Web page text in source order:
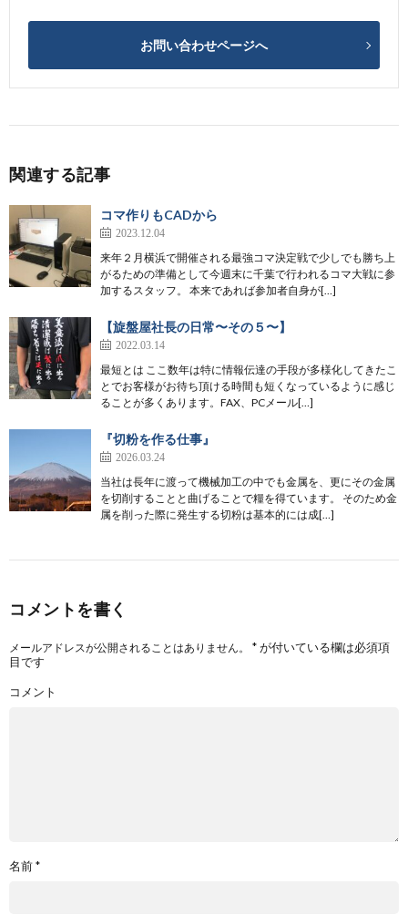
お問い合わせページへ
関連する記事
コマ作りもCADから
2023.12.04
来年２月横浜で開催される最強コマ決定戦で少しでも勝ち上
がるための準備として今週末に千葉で行われるコマ大戦に参
加するスタッフ。 本来であれば参加者自身が[…]
【旋盤屋社長の日常〜その５〜】
2022.03.14
最短とは ここ数年は特に情報伝達の手段が多様化してきたこ
とでお客様がお待ち頂ける時間も短くなっているように感じ
ることが多くあります。FAX、PCメール[…]
『切粉を作る仕事』
2026.03.24
当社は長年に渡って機械加工の中でも金属を、更にその金属
を切削することと曲げることで糧を得ています。 そのため金
属を削った際に発生する切粉は基本的には成[…]
コメントを書く
メールアドレスが公開されることはありません。 *が付いている欄は必須項
目です
コメント
名前*